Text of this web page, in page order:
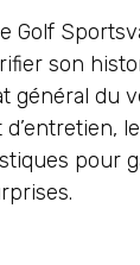
Golf
son
général du
pour